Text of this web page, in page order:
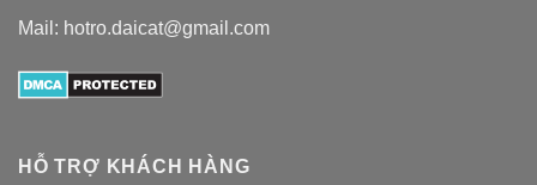
Mail: hotro.daicat@gmail.com
HỖ TRỢ KHÁCH HÀNG